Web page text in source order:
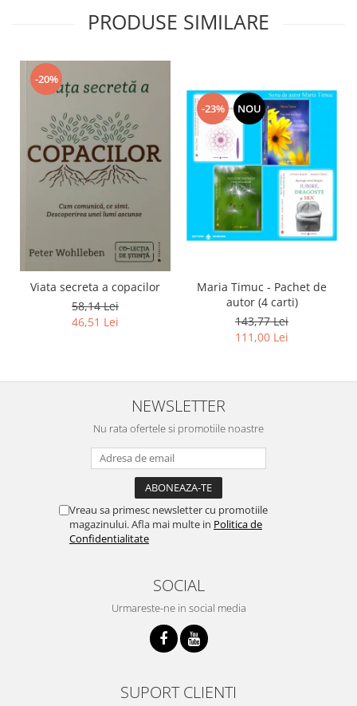
PRODUSE SIMILARE
-20%
Viata secreta a copacilor
58,14 Lei
46,51 Lei
-23% NOU
Maria Timuc - Pachet de
autor (4 carti)
143,77 Lei
111,00 Lei
NEWSLETTER
Nu rata ofertele si promotiile noastre
Vreau sa primesc newsletter cu promotiile
magazinului. Afla mai multe in Politica de
Confidentialitate
SOCIAL
Urmareste-ne in social media
SUPORT CLIENTI